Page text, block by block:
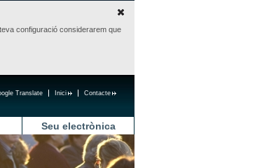
configuració considerarem que
Contacte
Inici
Translate
Seu electrònica